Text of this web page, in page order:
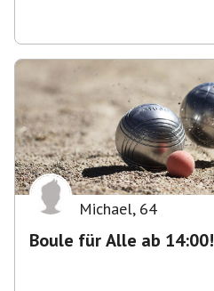
Michael, 64
Boule für Alle ab 14:00!